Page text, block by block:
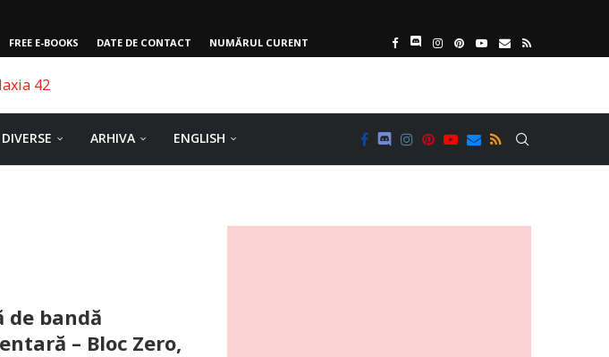
FREE E-BOOKS DATE DE CONTACT NUMĂRUL CURENT
DIVERSE ARHIVA ENGLISH
de bandă
– Bloc Zero,